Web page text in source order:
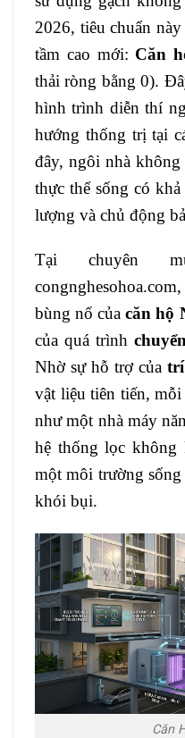
2026, tiêu chuẩn
tầm cao mới: Căn
thải ròng bằng 0).
hình trình diễn thí
hướng thống trị tại
đây, ngôi nhà
thực thể sống có
lượng và chủ động
Tại chuyên
congnghesohoa.com
bùng nổ củacăn hộ
của quá trình
Nhờ sự hỗ trợ của trí
vật liệu tiên tiến,
như một nhà máy
hệ thống lọc không
một môi trường
khói bụi.
Căn